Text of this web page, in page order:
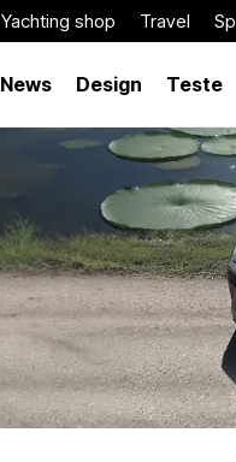
Yachting shop Travel
News Design Teste